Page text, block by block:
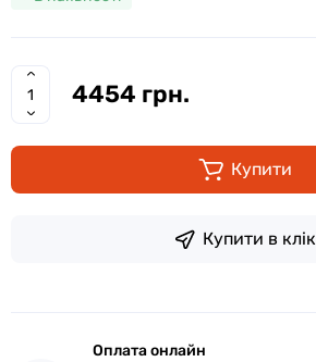
4454 грн.
Купити
Купити в клік
Оплата онлайн